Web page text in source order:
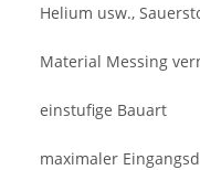
Helium usw.,
Material Messing
einstufige Bauart
maximaler